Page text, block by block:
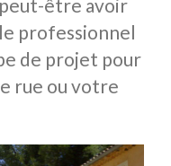
être avoir
professionnel
de projet pour
rue ou votre